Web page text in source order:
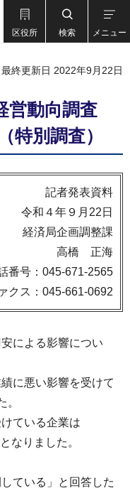
区役所 検索 メニュー
最終更新日 2022年9月22日
営動向調査
特別調査）
記者発表資料
令和４年９月22日
経済局企画調整課
高橋 正海
番号：045-671-2565
クス：045-661-0692
による影響につい
に悪い影響を受けて
。
ている企業は
なりました。
ている」と回答した